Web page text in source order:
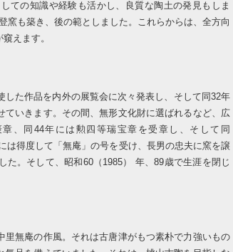
ての知識や経験も活かし、良質な陶土の発見もしま
も築き、後の範としました。これらからは、全方向
えます。
た作品を内外の展覧会に次々発表し、そして同32年
いきます。その間、無形文化財に選ばれるなど、広
、同44年には勲四等瑞宝章を受章し、そして同
は得度して「無庵」の号を受け、長男の忠夫に窯を譲
た。そして、昭和60（1985） 年、89歳で生涯を閉じ
無庵の作風。それは古唐津がもつ素朴で力強いもの